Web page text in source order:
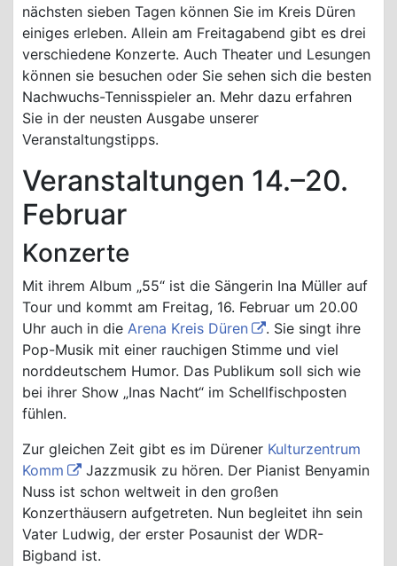
nächsten sieben Tagen können Sie im Kreis Düren
einiges erleben. Allein am Freitagabend gibt es drei
verschiedene Konzerte. Auch Theater und Lesungen
können sie besuchen oder Sie sehen sich die besten
Nachwuchs-Tennisspieler an. Mehr dazu erfahren
Sie in der neusten Ausgabe unserer
Veranstaltungstipps.
Veranstaltungen 14.–20.
Februar
Konzerte
Mit ihrem Album „55“ ist die Sängerin Ina Müller auf
Tour und kommt am Freitag, 16. Februar um 20.00
Uhr auch in die Arena Kreis Düren
. Sie singt ihre
Pop-Musik mit einer rauchigen Stimme und viel
norddeutschem Humor. Das Publikum soll sich wie
bei ihrer Show „Inas Nacht“ im Schellfischposten
fühlen.
Zur gleichen Zeit gibt es im Dürener Kulturzentrum
Komm
Jazzmusik zu hören. Der Pianist Benyamin
Nuss ist schon weltweit in den großen
Konzerthäusern aufgetreten. Nun begleitet ihn sein
Vater Ludwig, der erster Posaunist der WDR-
Bigband ist.